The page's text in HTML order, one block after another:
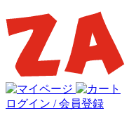
ログイン / 会員登録